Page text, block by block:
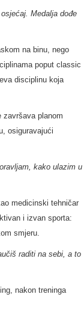
Medalja dođe
na binu, nego
poput classic
disciplinu koja
završava planom
osiguravajući
kako ulazim u
medicinski tehničar
i izvan sporta:
smjeru.
raditi na sebi, a to
nakon treninga